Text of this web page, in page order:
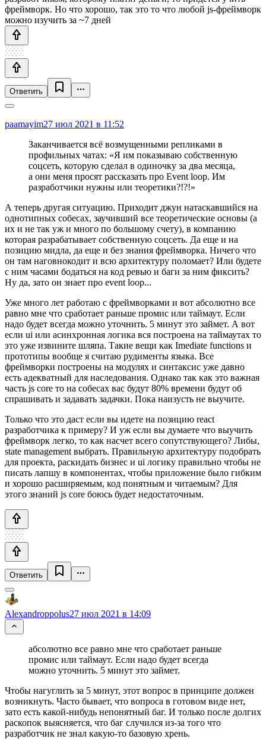
фреймворк. Но что хорошо, так это то что любой js-фреймворк
можно изучить за ~7 дней
Ответить
paamayim27 июл 2021 в 11:52
Заканчивается всё возмущенными репликами в
профильных чатах: «Я им показываю собственную
соцсеть, которую сделал в одиночку за два месяца,
а они меня просят рассказать про Event loop. Им
разработчики нужны или теоретики?!?!»
А теперь другая ситуацию. Приходит джун натаскавшийся на
однотипных собесах, заучивший все теоретические основы (а
их и не так уж и много по большому счету), в компанию
которая разрабатывает собственную соцсеть. Да еще и на
позицию мидла, да еще и без знания фреймворка. Ничего что
он там наговнокодит и всю архитектуру поломает? Или будете
с ним часами бодаться на код ревью и баги за ним фиксить?
Ну да, зато он знает про event loop...
Уже много лет работаю с фреймворками и вот абсолютно все
равно мне что сработает раньше промис или таймаут. Если
надо будет всегда можно уточнить. 5 минут это займет. А вот
если ui или асинхронная логика вся построена на таймаутах то
это уже извините шляпа. Такие вещи как Imediate functions и
прототипы вообще я считаю рудименты языка. Все
фреймворки построены на модулях и синтаксис уже давно
есть адекватный для наследования. Однако так как это важная
часть js core то на собесах вас будут 80% времени будут об
спрашивать и задавать задачки. Пока наизусть не выучите.
Только что это даст если вы идете на позицию react
разработчика к примеру? И уж если вы думаете что выучить
фреймворк легко, то как насчет всего сопутствующего? Либы,
state management выбрать. Правильную архитектуру подобрать
для проекта, раскидать бизнес и ui логику правильно чтобы не
писать лапшу в компонентах, чтобы приложение было гибким
и хорошо расширяемым, код понятным и читаемым? Для
этого знаний js core боюсь будет недостаточным.
Ответить
Alexandroppolus27 июл 2021 в 14:09
абсолютно все равно мне что сработает раньше
промис или таймаут. Если надо будет всегда
можно уточнить. 5 минут это займет.
Чтобы нагуглить за 5 минут, этот вопрос в принципе должен
возникнуть. Часто бывает, что вопроса в готовом виде нет,
зато есть какой-нибудь непонятный баг. И только после долгих
раскопок выясняется, что баг случился из-за того что
разработчик не знал какую-то базовую хрень.